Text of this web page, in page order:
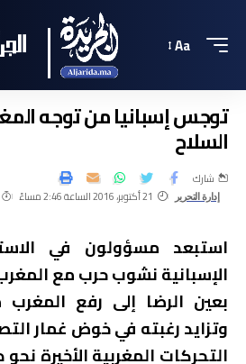
Aa
توجس إسبانيا من توجه
السلاح
إدارة التحرير 21 أكتوبر، 2016 الساعة 2:46 مساءً
شارك
استبعد مسؤولون في
الإسبانية نشوب حرب مع
بعين الرضا إلى رفع المغرب
وتزايد رغبته في خوض غمار
التحركات المغربية الأخيرة